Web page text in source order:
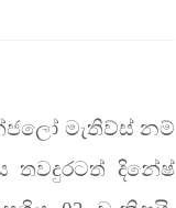
මැතිව්ස් නම්
තවදුරටත් දිනේෂ්